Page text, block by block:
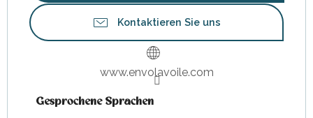
Kontaktieren Sie uns
www.envolavoile.com
Gesprochene Sprachen
Gesprochene Sprachen